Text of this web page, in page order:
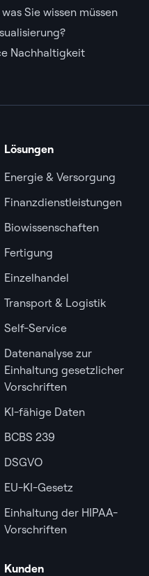
Sie wissen müssen
Nachhaltigkeit
Lösungen
Energie & Versorgung
Finanzdienstleistungen
Biowissenschaften
Fertigung
Einzelhandel
Transport & Logistik
Self-Service
Datenanalyse zur
Einhaltung gesetzlicher
Vorschriften
KI-fähige Daten
BCBS 239
DSGVO
EU-KI-Gesetz
Einhaltung der HIPAA-
Vorschriften
Kunden